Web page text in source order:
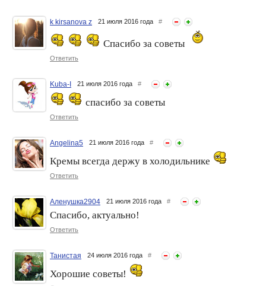
15 простых способов
преодолеть стресс
k kirsanova z 21 июля 2016 года #
Спасибо за советы
Ответить
Kuba-I 21 июля 2016 года #
спасибо за советы
Ответить
Angelina5 21 июля 2016 года #
Кремы всегда держу в холодильнике
Ответить
Аленушка2904 21 июля 2016 года #
Спасибо, актуально!
Ответить
Танистая 24 июля 2016 года #
Хорошие советы!